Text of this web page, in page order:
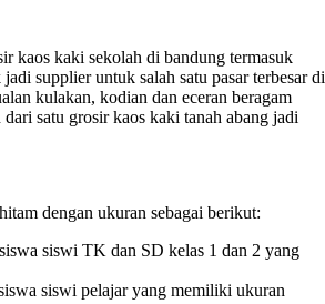
kaos kaki sekolah di bandung termasuk
supplier untuk salah satu pasar terbesar di
kulakan, kodian dan eceran beragam
satu grosir kaos kaki tanah abang jadi
dengan ukuran sebagai berikut:
siswi TK dan SD kelas 1 dan 2 yang
siswi pelajar yang memiliki ukuran